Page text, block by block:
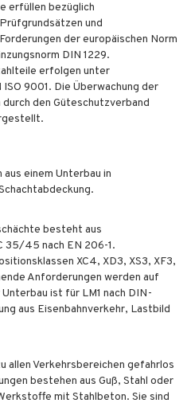
erfüllen bezüglich
und
der europäischen Norm
DIN 1229.
erfolgen unter
9001. Die Überwachung der
den Güteschutzverband
einem Unterbau in
besteht aus
45 nach EN 206-1.
XC4, XD3, XS3, XF3,
Anforderungen werden auf
ist für LM1 nach DIN-
aus Eisenbahnverkehr, Lastbild
allen Verkehrsbereichen gefahrlos
bestehen aus Guß, Stahl oder
mit Stahlbeton. Sie sind